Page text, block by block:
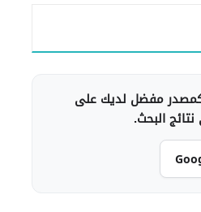
مفضل لديك على
البحث.